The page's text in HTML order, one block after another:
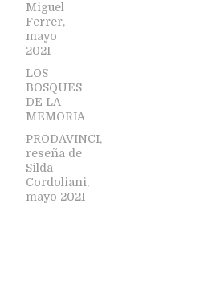
Miguel
Ferrer,
mayo
2021
LOS
BOSQUES
DE LA
MEMORIA
PRODAVINCI,
reseña de
Silda
Cordoliani,
mayo 2021